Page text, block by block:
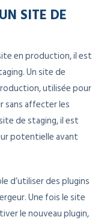
SITE DE
en production, il est
Un site de
utilisée pour
sans affecter les
de staging, il est
potentielle avant
d’utiliser des plugins
Une fois le site
le nouveau plugin,